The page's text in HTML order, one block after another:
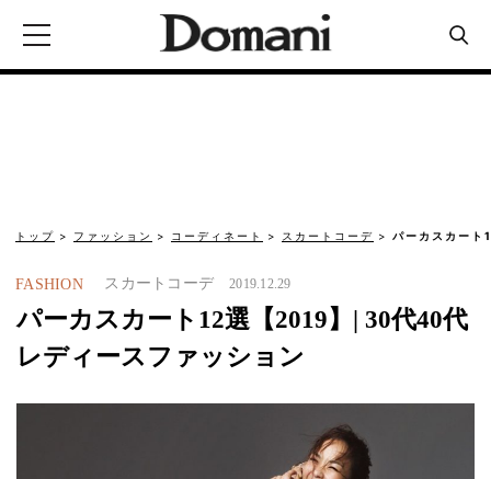
トップ ファッション コーディネート スカートコーデ パーカスカー
FASHION スカートコーデ 2019.12.29
パーカスカート12選【2019】| 30代40代
レディースファッション